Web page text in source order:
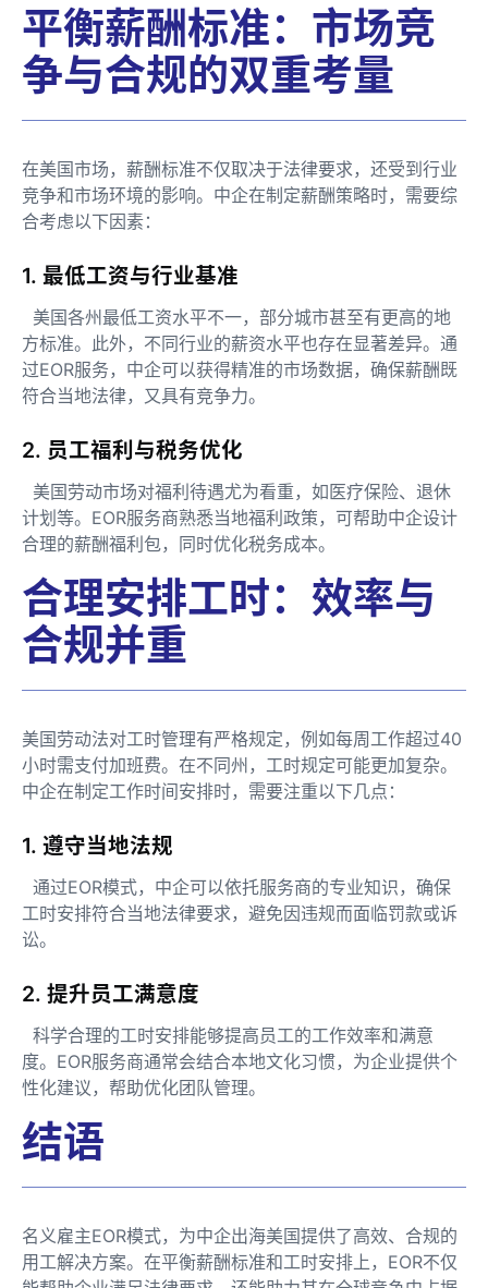
平衡薪酬标准：市场竞
争与合规的双重考量
在美国市场，薪酬标准不仅取决于法律要求，还受到行业
竞争和市场环境的影响。中企在制定薪酬策略时，需要综
合考虑以下因素：
1. 最低工资与行业基准
美国各州最低工资水平不一，部分城市甚至有更高的地
方标准。此外，不同行业的薪资水平也存在显著差异。通
过EOR服务，中企可以获得精准的市场数据，确保薪酬既
符合当地法律，又具有竞争力。
2. 员工福利与税务优化
美国劳动市场对福利待遇尤为看重，如医疗保险、退休
计划等。EOR服务商熟悉当地福利政策，可帮助中企设计
合理的薪酬福利包，同时优化税务成本。
合理安排工时：效率与
合规并重
美国劳动法对工时管理有严格规定，例如每周工作超过40
小时需支付加班费。在不同州，工时规定可能更加复杂。
中企在制定工作时间安排时，需要注重以下几点：
1. 遵守当地法规
通过EOR模式，中企可以依托服务商的专业知识，确保
工时安排符合当地法律要求，避免因违规而面临罚款或诉
讼。
2. 提升员工满意度
科学合理的工时安排能够提高员工的工作效率和满意
度。EOR服务商通常会结合本地文化习惯，为企业提供个
性化建议，帮助优化团队管理。
结语
名义雇主EOR模式，为中企出海美国提供了高效、合规的
用工解决方案。在平衡薪酬标准和工时安排上，EOR不仅